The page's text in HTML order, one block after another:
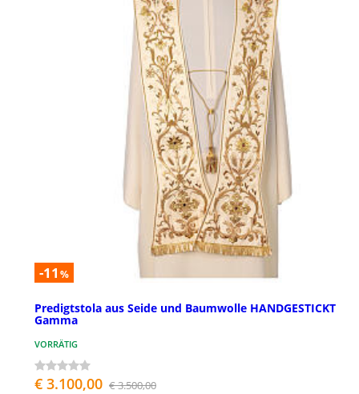
-11 %
Predigtstola aus Seide und Baumwolle HANDGESTICKT
Gamma
VORRÄTIG
€ 3.100,00 € 3.500,00